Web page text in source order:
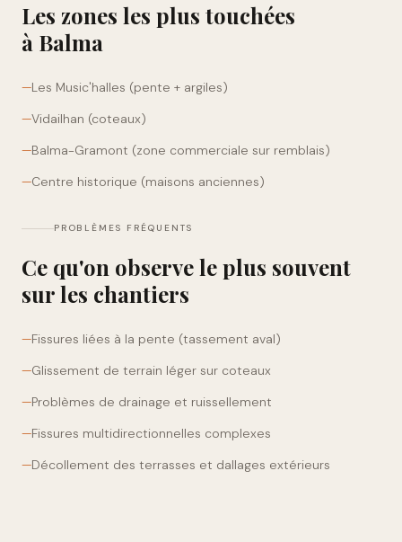
Les zones les plus touchées
à Balma
—Les Music'halles (pente + argiles)
—Vidailhan (coteaux)
—Balma-Gramont (zone commerciale sur remblais)
—Centre historique (maisons anciennes)
PROBLÈMES FRÉQUENTS
Ce qu'on observe le plus souvent
sur les chantiers
—Fissures liées à la pente (tassement aval)
—Glissement de terrain léger sur coteaux
—Problèmes de drainage et ruissellement
—Fissures multidirectionnelles complexes
—Décollement des terrasses et dallages extérieurs